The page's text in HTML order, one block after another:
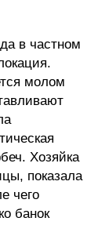
в частном
молом
Хозяйка
показала
чего
банок